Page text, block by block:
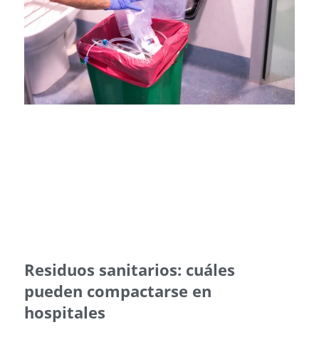
Residuos sanitarios: cuáles
pueden compactarse en
hospitales